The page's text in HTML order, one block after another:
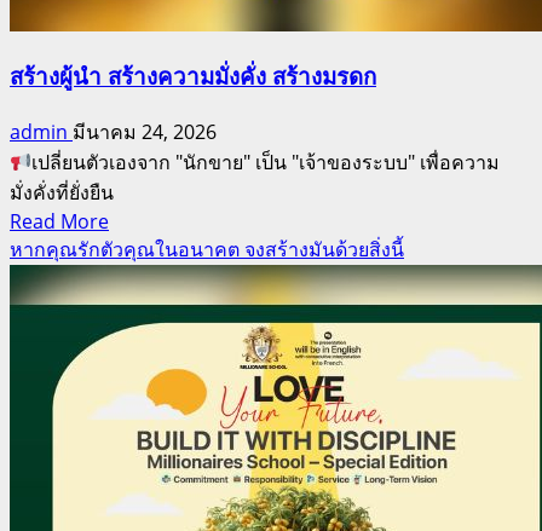
สร้างผู้นำ สร้างความมั่งคั่ง สร้างมรดก
admin มีนาคม 24, 2026
เปลี่ยนตัวเองจาก "นักขาย" เป็น "เจ้าของระบบ" เพื่อความ
มั่งคั่งที่ยั่งยืน
Read MoreRead
more
about
สร้าง
ผู้นำ
ความ
มั่งคั่ง
สร้าง
มรดก
หากคุณรักตัวคุณในอนาคต จงสร้างมันด้วยสิ่งนี้